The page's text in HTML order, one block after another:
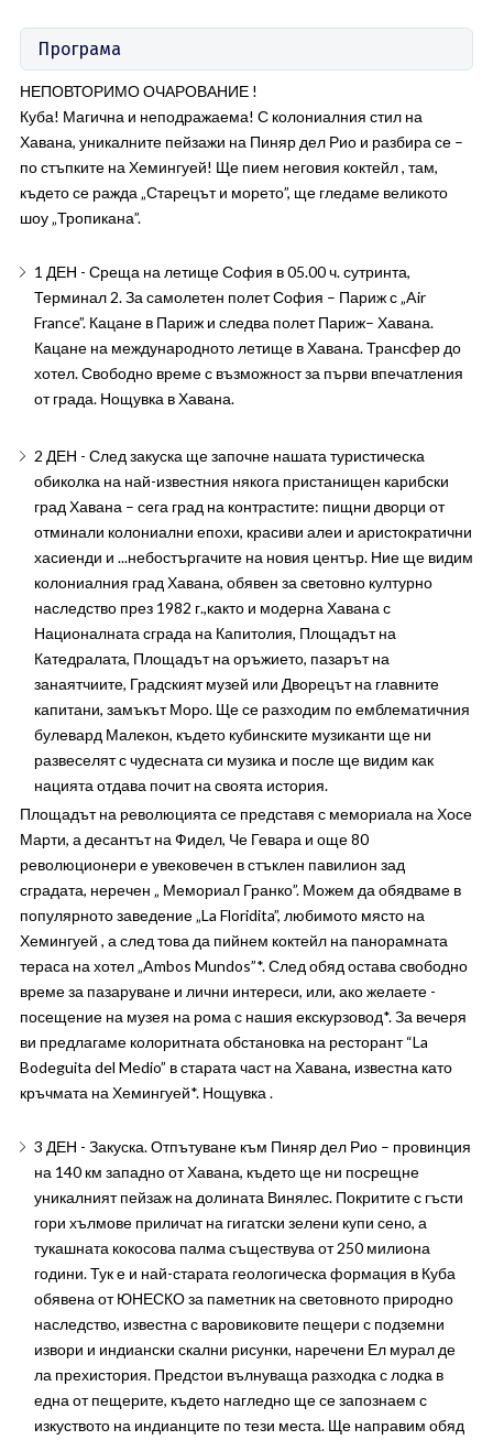
Програма
НЕПОВТОРИМО ОЧАРОВАНИЕ !
Куба! Магична и неподражаема! С колониалния стил на
Хавана, уникалните пейзажи на Пиняр дел Рио и разбира се –
по стъпките на Хемингуей! Ще пием неговия коктейл , там,
където се ражда „Старецът и морето”, ще гледаме великото
шоу „Тропикана”.
1 ДЕН - Среща на летище София в 05.00 ч. сутринта,
Терминал 2. За самолетен полет София – Париж с „Air
France”. Кацане в Париж и следва полет Париж– Хавана.
Кацане на международното летище в Хавана. Трансфер до
хотел. Свободно време с възможност за първи впечатления
от града. Нощувка в Хавана.
2 ДЕН - След закуска ще започне нашата туристическа
обиколка на най-известния някога пристанищен карибски
град Хавана – сега град на контрастите: пищни дворци от
отминали колониални епохи, красиви алеи и аристократични
хасиенди и ...небостъргачите на новия център. Ние ще видим
колониалния град Хавана, обявен за световно културно
наследство през 1982 г.,както и модерна Хавана с
Националната сграда на Капитолия, Площадът на
Катедралата, Площадът на оръжието, пазарът на
занаятчиите, Градският музей или Дворецът на главните
капитани, замъкът Моро. Ще се разходим по емблематичния
булевард Малекон, където кубинските музиканти ще ни
развеселят с чудесната си музика и после ще видим как
нацията отдава почит на своята история.
Площадът на революцията се представя с мемориала на Хосе
Марти, а десантът на Фидел, Че Гевара и още 80
революционери е увековечен в стъклен павилион зад
сградата, неречен „ Мемориал Гранко”. Можем да обядваме в
популярното заведение „La Floridita”, любимото място на
Хемингуей , а след това да пийнем коктейл на панорамната
тераса на хотел „Ambos Mundos”*. След обяд остава свободно
време за пазаруване и лични интереси, или, ако желаете -
посещение на музея на рома с нашия екскурзовод*. За вечеря
ви предлагаме колоритната обстановка на ресторант “La
Bodeguita del Medio” в старата част на Хавана, известна като
кръчмата на Хемингуей*. Нощувка .
3 ДЕН - Закуска. Отпътуване към Пиняр дел Рио – провинция
на 140 км западно от Хавана, където ще ни посрещне
уникалният пейзаж на долината Винялес. Покритите с гъсти
гори хълмове приличат на гигатски зелени купи сено, а
тукашната кокосова палма съществува от 250 милиона
години. Тук е и най-старата геологическа формация в Куба
обявена от ЮНЕСКО за паметник на световното природно
наследство, известна с варовиковите пещери с подземни
извори и индиански скални рисунки, наречени Ел мурал де
ла прехистория. Предстои вълнуваща разходка с лодка в
една от пещерите, където нагледно ще се запознаем с
изкуството на индианците по тези места. Ще направим обяд